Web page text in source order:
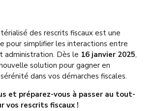
des rescrits fiscaux est une
pour simplifier les interactions entre
administration. Dès le 16 janvier 2025,
solution pour gagner en
dans vos démarches fiscales.
et préparez-vous à passer au tout-
vos rescrits fiscaux !